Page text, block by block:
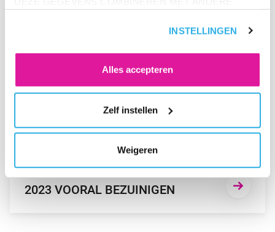
ACCEPTEREN' ALS JE INSTEMT MET ALLE
NOODZAKELIJKE COOKIES WILT. ONDER 'ZELF
ALTIJD JE TOESTEMMING VOOR DE COOKIES
INSTELLINGEN
Alles accepteren
Zelf instellen
Weigeren
WERKENDE NEDERLANDER WIL IN
2023 VOORAL BEZUINIGEN